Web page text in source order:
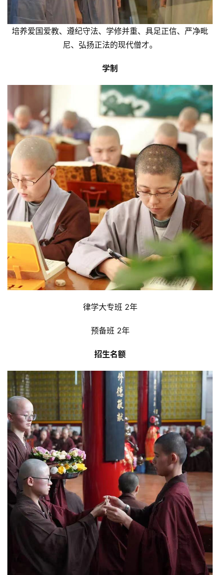
培养爱国爱教、遵纪守法、学修并重、具足正信、严净毗
尼、弘扬正法的现代僧才。
学制
律学大专班 2年
预备班 2年
招生名额